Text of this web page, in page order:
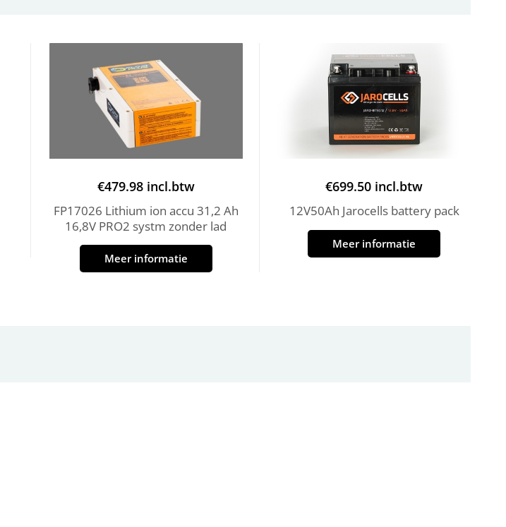
€479.98 incl.btw
FP17026 Lithium ion accu 31,2 Ah
16,8V PRO2 systm zonder lad
Meer informatie
€699.50 incl.btw
12V50Ah Jarocells battery pack
Meer informatie